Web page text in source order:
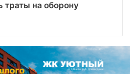
траты на оборону